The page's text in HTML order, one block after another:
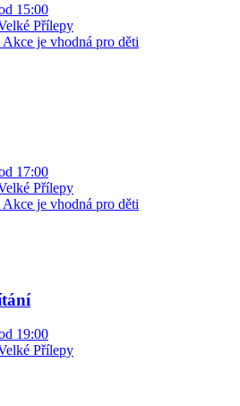
15:00
Přílepy
Akce je vhodná pro děti
17:00
Přílepy
Akce je vhodná pro děti
19:00
Přílepy